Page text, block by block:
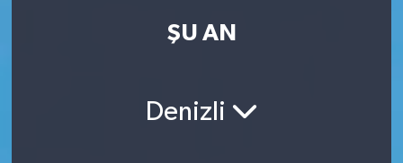
ŞU AN
Denizli
Süper Lig Puan Durumu ve Fikstür